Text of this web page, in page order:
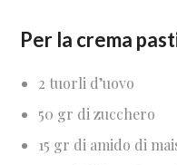
Per la crema
2 tuorli d’uovo
50 gr di zucchero
15 gr di amido di